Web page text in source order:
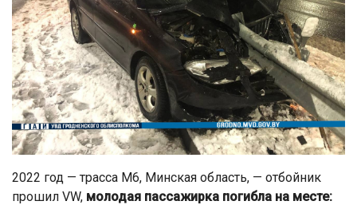
2022 год — трасса М6, Минская область, — отбойник
прошил VW, молодая пассажирка погибла на месте: